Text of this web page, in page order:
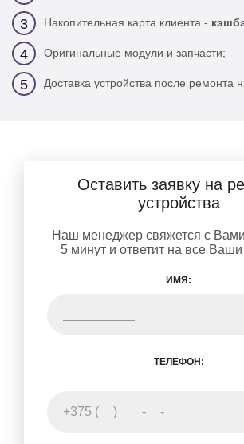
3 Накопительная карта клиента -
4 Оригинальные модули и запчасти;
5 Доставка устройства после ремонта
Оставить заявку на
устройства
Наш менеджер свяжется с
5 минут и ответит на все
ИМЯ:
ТЕЛЕФОН: